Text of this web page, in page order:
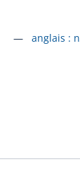
Accéder
anglais :